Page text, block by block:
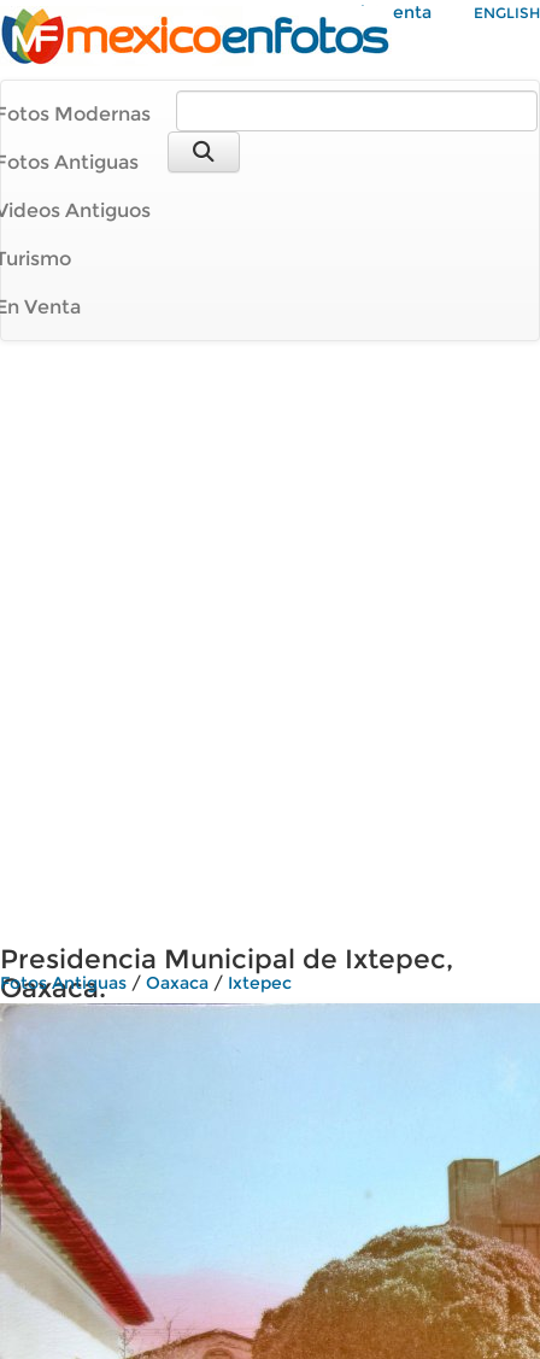
Mi Cuenta ENGLISH
Modernas
Antiguas
Antiguos
Venta
Presidencia Municipal de Ixtepec,
Oaxaca.
Fotos Antiguas / Oaxaca / Ixtepec